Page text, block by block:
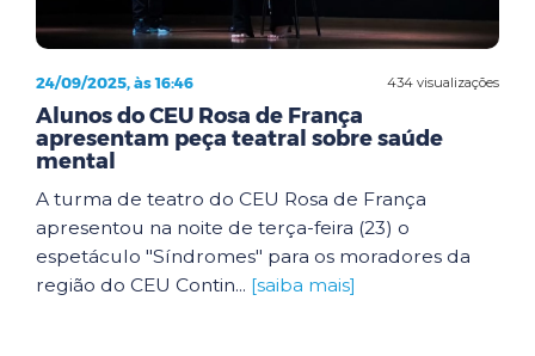
434 visualizações
24/09/2025, às 16:46
Alunos do CEU Rosa de França
apresentam peça teatral sobre saúde
mental
A turma de teatro do CEU Rosa de França
apresentou na noite de terça-feira (23) o
espetáculo "Síndromes" para os moradores da
região do CEU Contin... [saiba mais]